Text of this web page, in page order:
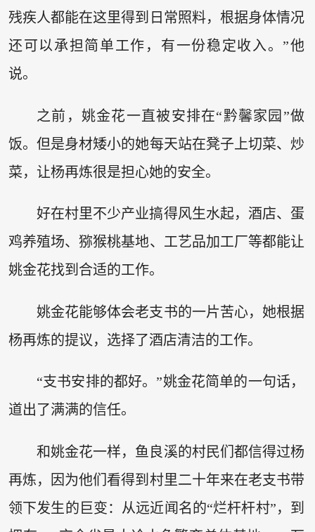
残疾人都能在这里得到日常照料，根据身体情况
还可以承担简单工作，有一份稳定收入。”他
说。
之前，姚金花一直被安排在“黔馨家园”做
饭。但是身材矮小的她每天站在凳子上切菜、炒
菜，让杨再炼很是担心她的安全。
好在村里不少产业搞得风生水起，酒店、蛋
鸡养殖场、猕猴桃基地、工艺品加工厂等都能让
姚金花找到合适的工作。
姚金花能够体会老支书的一片苦心，她根据
杨再炼的提议，选择了酒店清洁的工作。
“支书安排的都好。”姚金花简单的一句话，
道出了满满的信任。
和姚金花一样，鱼良溪的村民们都信得过杨
再炼，因为他们看得到村里二十年来在老支书带
领下发生的巨变：从远近闻名的“烂杆杆村”，到